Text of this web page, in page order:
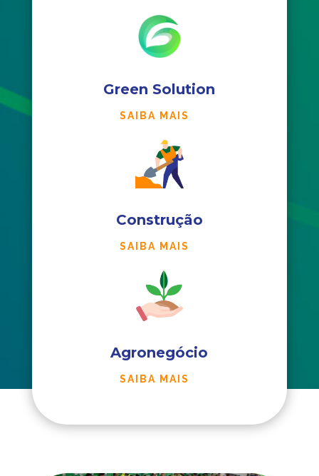
Green Solution
SAIBA MAIS
Construção
SAIBA MAIS
Agronegócio
SAIBA MAIS